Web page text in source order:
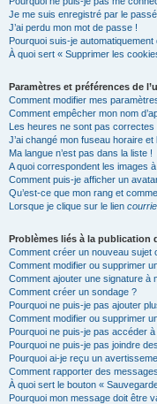
Je me suis enregistré par le
J’ai perdu mon mot de passe !
Pourquoi suis-je
À quoi sert « Supprimer les
Paramètres et préférences de
Comment modifier mes
Comment empêcher mon nom
Les heures ne sont pas correctes
J’ai changé mon fuseau horaire
Ma langue n’est pas dans la liste !
A quoi correspondent les images
Comment puis-je afficher un
Qu’est-ce que mon rang et
Lorsque je clique sur le lien
Problèmes liés à la publication
Comment créer un nouveau sujet
Comment modifier ou supprimer
Comment ajouter une signature à
Comment créer un sondage ?
Pourquoi ne puis-je pas ajouter
Comment modifier ou supprimer
Pourquoi ne puis-je pas accéder
Pourquoi ne puis-je pas joindre
Pourquoi ai-je reçu un
Comment rapporter des
À quoi sert le bouton «
Pourquoi mon message doit être